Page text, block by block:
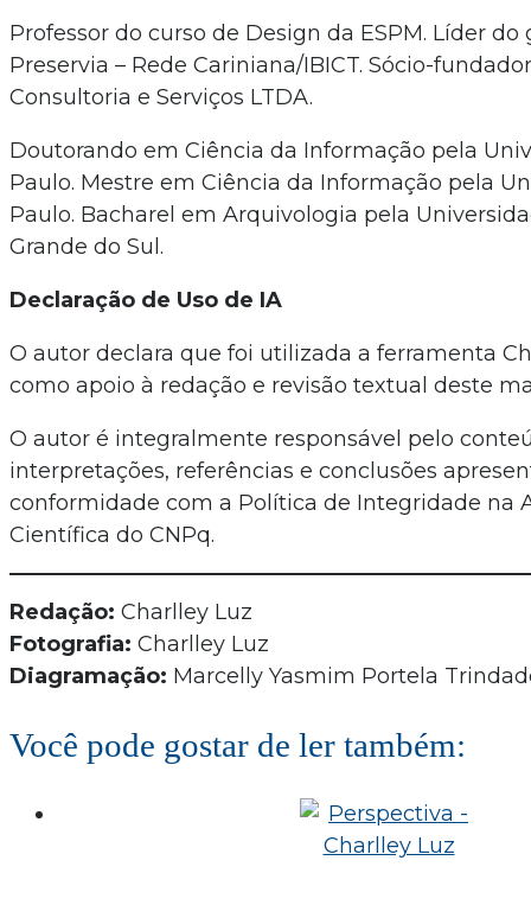
Professor do curso de Design da ESPM. Líder
Preservia – Rede Cariniana/IBICT. Sócio-
Consultoria e Serviços LTDA.
Doutorando em Ciência da Informação pela
Paulo. Mestre em Ciência da Informação pela
Paulo. Bacharel em Arquivologia pela
Grande do Sul.
Declaração de Uso de IA
O autor declara que foi utilizada a ferramenta
como apoio à redação e revisão textual deste
O autor é integralmente responsável pelo
interpretações, referências e conclusões
conformidade com a Política de Integridade na
Científica do CNPq.
Redação: Charlley Luz
Fotografia: Charlley Luz
Diagramação: Marcelly Yasmim Portela
Você pode gostar de ler também: